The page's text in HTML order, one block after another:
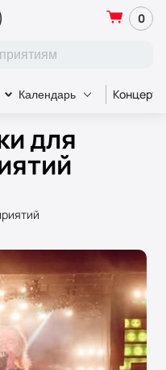
0
Календарь Концерт
для